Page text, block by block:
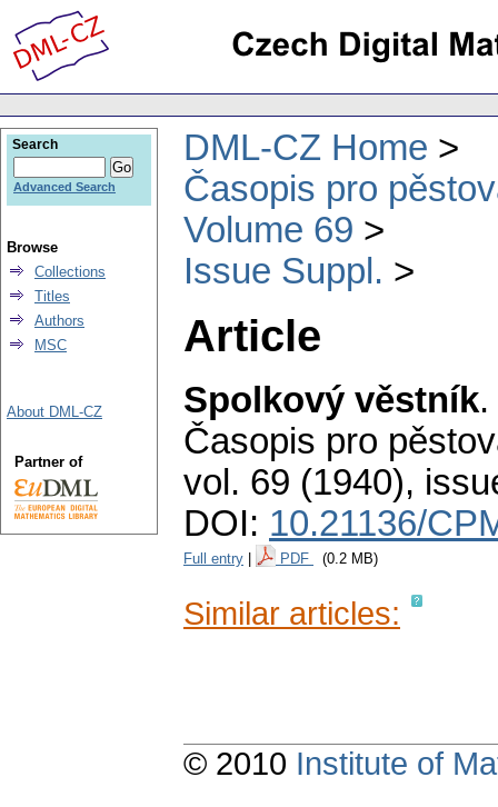
DML-CZ Home
Časopis pro
Volume 69
Issue Suppl.
Article
Spolkový věstník.
Časopis pro
vol. 69 (1940),
DOI: 10.21136/
Full entry PDF (0.2 MB)
Similar articles:
Search
Advanced Search
Browse
Collections
Titles
Authors
MSC
About DML-CZ
Partner of
© 2010 Institute of